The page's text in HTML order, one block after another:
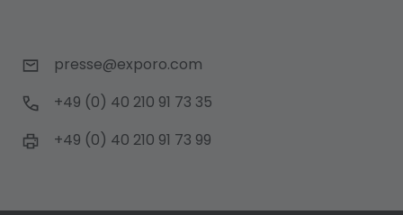
presse@exporo.com
+49 (0) 40 210 91 73 35
+49 (0) 40 210 91 73 99